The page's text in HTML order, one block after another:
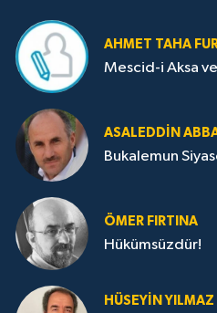
AHMET TAHA
Mescid-i Aksa
ASALEDDIN
Bukalemun
ÖMER FIRTINA
Hükümsüzdür!
HÜSEYIN YILMAZ